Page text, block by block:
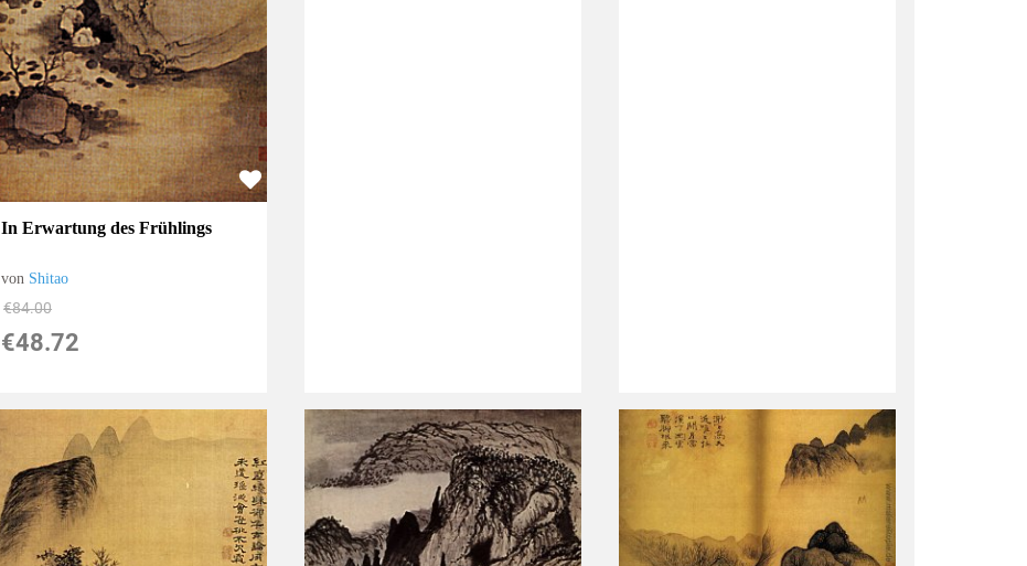
In Erwartung des Frühlings
von Shitao
€84.00
€48.72